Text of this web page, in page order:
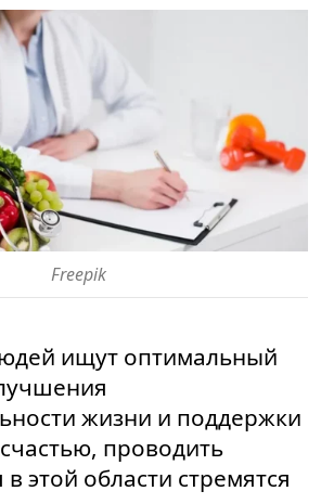
Freepik
ищут оптимальный
жизни и поддержки
проводить
этой области стремятся